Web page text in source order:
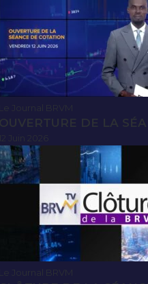
Le Journal BRVM
OUVERTURE DE LA
Le Journal BRVM